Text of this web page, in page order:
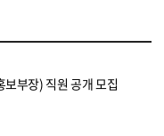
부장) 직원 공개 모집